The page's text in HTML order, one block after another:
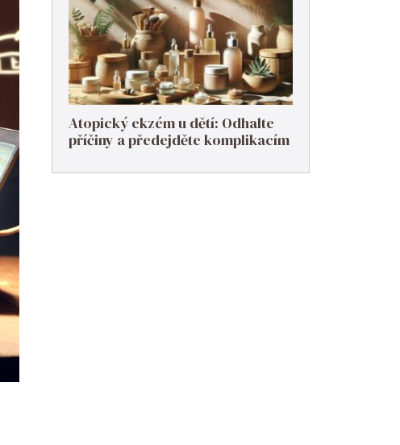
Atopický ekzém u dětí: Odhalte
příčiny a předejděte komplikacím